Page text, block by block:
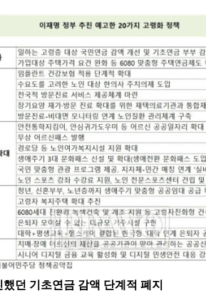
던 기초연금 감액 단계적 폐지